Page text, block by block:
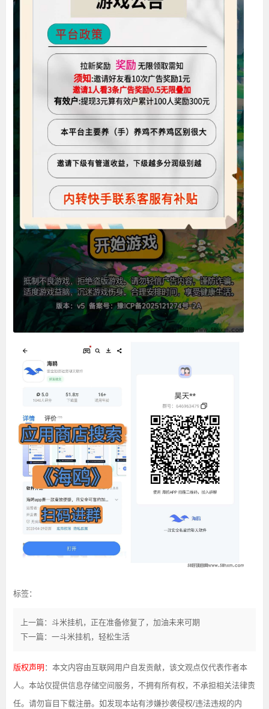
标签：
上一篇：斗米挂机，正在准备修复了，加油未来可期
下一篇：一斗米挂机，轻松生活
版权声明 ：本文内容由互联网用户自发贡献，该文观点仅代表作者本
人。本站仅提供信息存储空间服务，不拥有所有权，不承担相关法律责
任。请勿盲目下载注册。如发现本站有涉嫌抄袭侵权/违法违规的内